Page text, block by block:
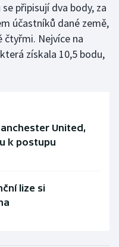
připisují dva body, za
účastníků dané země,
čtyřmi. Nejvíce na
získala 10,5 bodu,
United,
k postupu
lize si